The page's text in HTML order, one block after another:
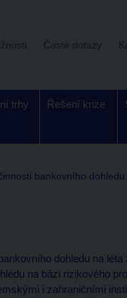
trhy Řešení krize
bankovního
dohledu na
na bázi rizikového
i zahraničními